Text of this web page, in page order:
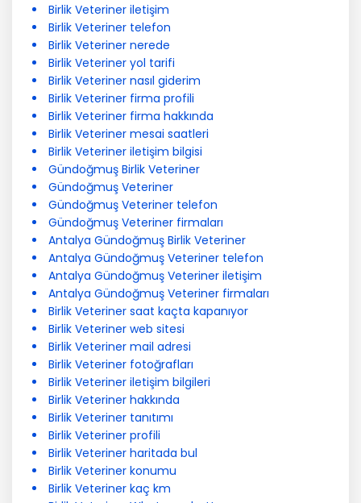
Birlik Veteriner iletişim
Birlik Veteriner telefon
Birlik Veteriner nerede
Birlik Veteriner yol tarifi
Birlik Veteriner nasıl giderim
Birlik Veteriner firma profili
Birlik Veteriner firma hakkında
Birlik Veteriner mesai saatleri
Birlik Veteriner iletişim bilgisi
Gündoğmuş Birlik Veteriner
Gündoğmuş Veteriner
Gündoğmuş Veteriner telefon
Gündoğmuş Veteriner firmaları
Antalya Gündoğmuş Birlik Veteriner
Antalya Gündoğmuş Veteriner telefon
Antalya Gündoğmuş Veteriner iletişim
Antalya Gündoğmuş Veteriner firmaları
Birlik Veteriner saat kaçta kapanıyor
Birlik Veteriner web sitesi
Birlik Veteriner mail adresi
Birlik Veteriner fotoğrafları
Birlik Veteriner iletişim bilgileri
Birlik Veteriner hakkında
Birlik Veteriner tanıtımı
Birlik Veteriner profili
Birlik Veteriner haritada bul
Birlik Veteriner konumu
Birlik Veteriner kaç km